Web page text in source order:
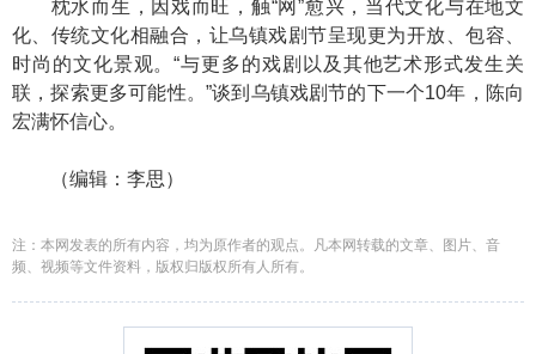
枕水而生，因戏而旺，触“网”愈兴，当代文化与在地文
化、传统文化相融合，让乌镇戏剧节呈现更为开放、包容、
时尚的文化景观。“与更多的戏剧以及其他艺术形式发生关
联，探索更多可能性。”谈到乌镇戏剧节的下一个10年，陈向
宏满怀信心。
（编辑：李思）
注：本网发表的所有内容，均为原作者的观点。凡本网转载的文章、图片、音
频、视频等文件资料，版权归版权所有人所有。